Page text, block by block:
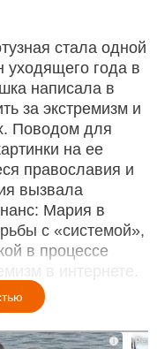
стала одной
уходящего года в
написала в
за экстремизм и
Поводом для
на ее
православия и
вызвала
Мария в
с «системой»,
в процессе
в интернете.
i